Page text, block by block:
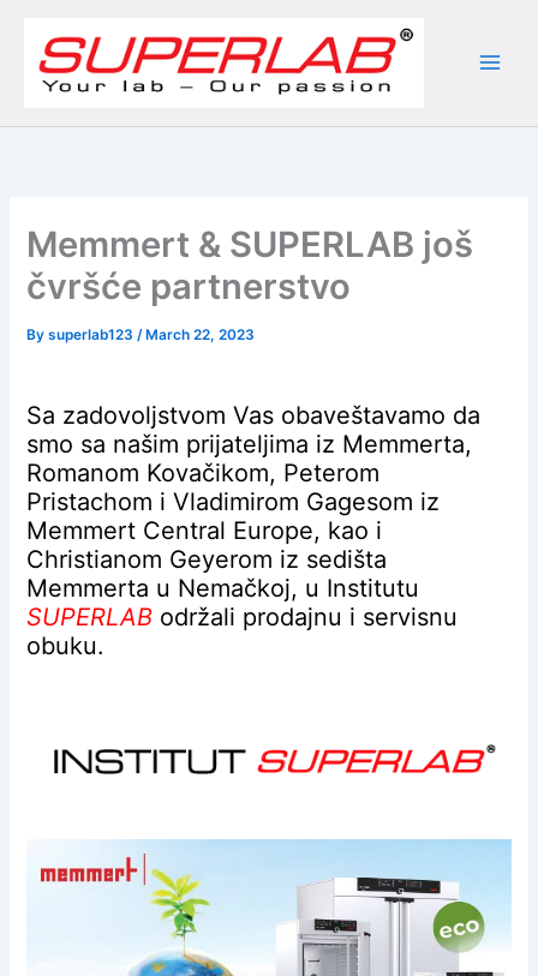
content
Memmert & SUPERLAB još
čvršće partnerstvo
Bysuperlab123/ March 22, 2023
Sa zadovoljstvom Vas obaveštavamo da
smo sa našim prijateljima iz Memmerta,
Romanom Kovačikom, Peterom
Pristachom i Vladimirom Gagesom iz
Memmert Central Europe, kao i
Christianom Geyerom iz sedišta
Memmerta u Nemačkoj, u Institutu
SUPERLAB održali prodajnu i servisnu
obuku.